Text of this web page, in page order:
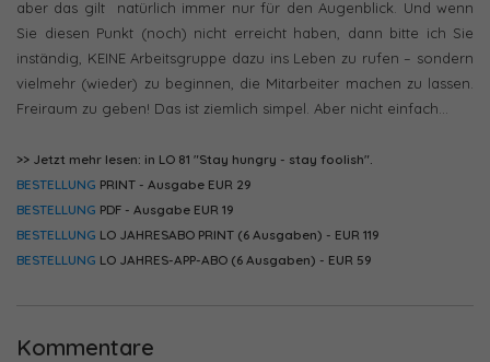
aber das gilt natürlich immer nur für den Augenblick. Und wenn
Sie diesen Punkt (noch) nicht erreicht haben, dann bitte ich Sie
inständig, KEINE Arbeitsgruppe dazu ins Leben zu rufen – sondern
vielmehr (wieder) zu beginnen, die Mitarbeiter machen zu lassen.
Freiraum zu geben! Das ist ziemlich simpel. Aber nicht einfach…
>> Jetzt mehr lesen: in LO 81 "Stay hungry - stay foolish".
BESTELLUNG PRINT - Ausgabe EUR 29
BESTELLUNG PDF - Ausgabe EUR 19
BESTELLUNG LO JAHRESABO PRINT (6 Ausgaben) - EUR 119
BESTELLUNG LO JAHRES-APP-ABO (6 Ausgaben) - EUR 59
Kommentare